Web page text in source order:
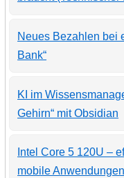
Neues Bezahlen bei
Bank“
KI im
Gehirn“ mit Obsidian
Intel Core 5 120U –
mobile Anwendungen